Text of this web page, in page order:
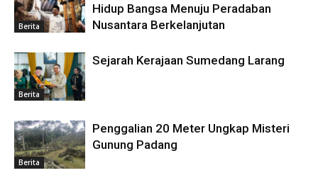
Berita
Hidup Bangsa Menuju Peradaban
Nusantara Berkelanjutan
Berita
Sejarah Kerajaan Sumedang Larang
Berita
Penggalian 20 Meter Ungkap Misteri
Gunung Padang